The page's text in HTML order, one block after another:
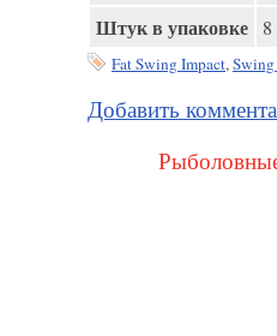
Штук в упаковке 8
Fat Swing Impact,
Добавить